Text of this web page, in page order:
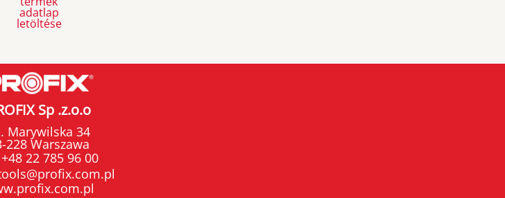
adatlap
letöltése
Sp .z.o.o
Marywilska 34
228 Warszawa
+48 22 785 96 00